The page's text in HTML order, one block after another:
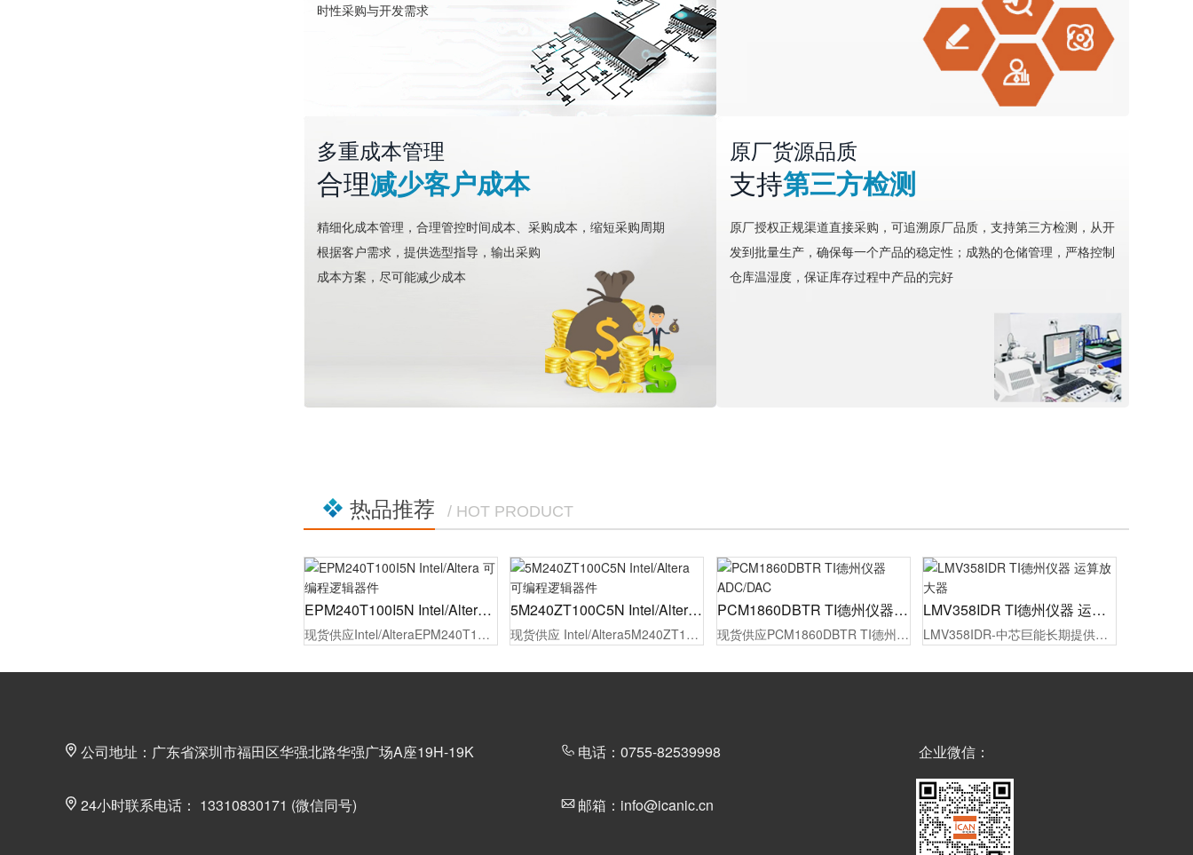
时性采购与开发需求
多重成本管理
合理减少客户成本
精细化成本管理，合理管控时间成本、采购成本，缩短采购周期
根据客户需求，提供选型指导，输出采购
成本方案，尽可能减少成本
原厂货源品质
支持第三方检测
原厂授权正规渠道直接采购，可追溯原厂品质，支持第三方检测，从开
发到批量生产，确保每一个产品的稳定性；成熟的仓储管理，严格控制
仓库温湿度，保证库存过程中产品的完好
热品推荐 / HOT PRODUCT
EPM240T100I5N Intel/Altera 可编程逻辑器件
现货供应Intel/AlteraEPM240T100I5N可编程逻辑器件，原厂代理商授权，100%原装正品，同时为制造工厂的采购人员/工程师提供报价，选型指导，样品测试，技术支持，配备1对1专属等服务。
5M240ZT100C5N Intel/Altera 可编程逻辑器件
现货供应 Intel/Altera5M240ZT100C5N可编程逻辑器件，原厂代理商授权，100%原装正品，同时为制造工厂的采购人员/工程师提供报价，选型指导，样品测试，技术支持，配备1对1专属等服务。
PCM1860DBTR TI德州仪器 ADC/DAC
现货供应PCM1860DBTR TI德州仪器 ADC/DAC，原厂代理商授权，100%原装正品，同时为制造工厂的采购人员/工程师提供报价，选型，样品测试，技术支持，配备1对1专属等服务。
LMV358IDR TI德州仪器 运算放大器
LMV358IDR-中芯巨能长期提供竞争力的价格、订货及技术支持，TI德州仪器代理货源稳定。现货供应，最快2小时发货，满足您从研发到批量生产的所有大小批量采购需求！欢迎贸易商和终端客户询价。
公司地址：广东省深圳市福田区华强北路华强广场A座19H-19K
24小时联系电话： 13310830171 (微信同号)
电话：0755-82539998
邮箱：info@icanic.cn
企业微信：